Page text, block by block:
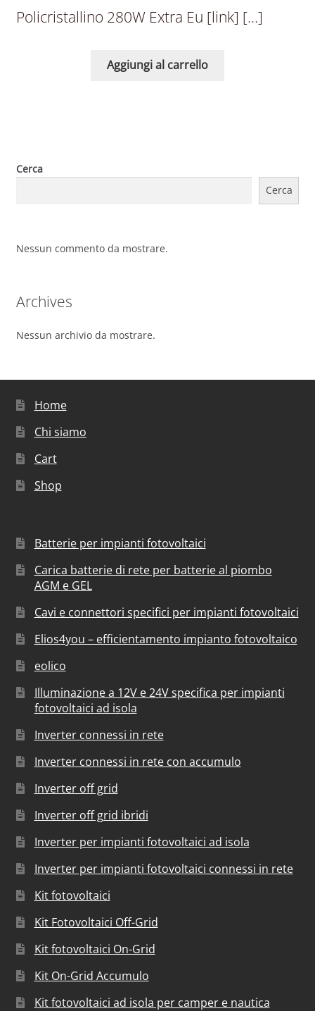
Policristallino 280W Extra Eu [link] […]
Aggiungi al carrello
Cerca
Cerca
Nessun commento da mostrare.
Archives
Nessun archivio da mostrare.
Home
Chi siamo
Cart
Shop
Batterie per impianti fotovoltaici
Carica batterie di rete per batterie al piombo
AGM e GEL
Cavi e connettori specifici per impianti fotovoltaici
Elios4you – efficientamento impianto fotovoltaico
eolico
Illuminazione a 12V e 24V specifica per impianti
fotovoltaici ad isola
Inverter connessi in rete
Inverter connessi in rete con accumulo
Inverter off grid
Inverter off grid ibridi
Inverter per impianti fotovoltaici ad isola
Inverter per impianti fotovoltaici connessi in rete
Kit fotovoltaici
Kit Fotovoltaici Off-Grid
Kit fotovoltaici On-Grid
Kit On-Grid Accumulo
Kit fotovoltaici ad isola per camper e nautica